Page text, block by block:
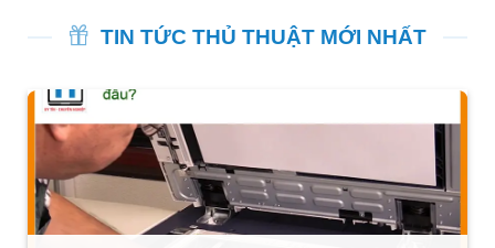
TIN TỨC THỦ THUẬT MỚI NHẤT